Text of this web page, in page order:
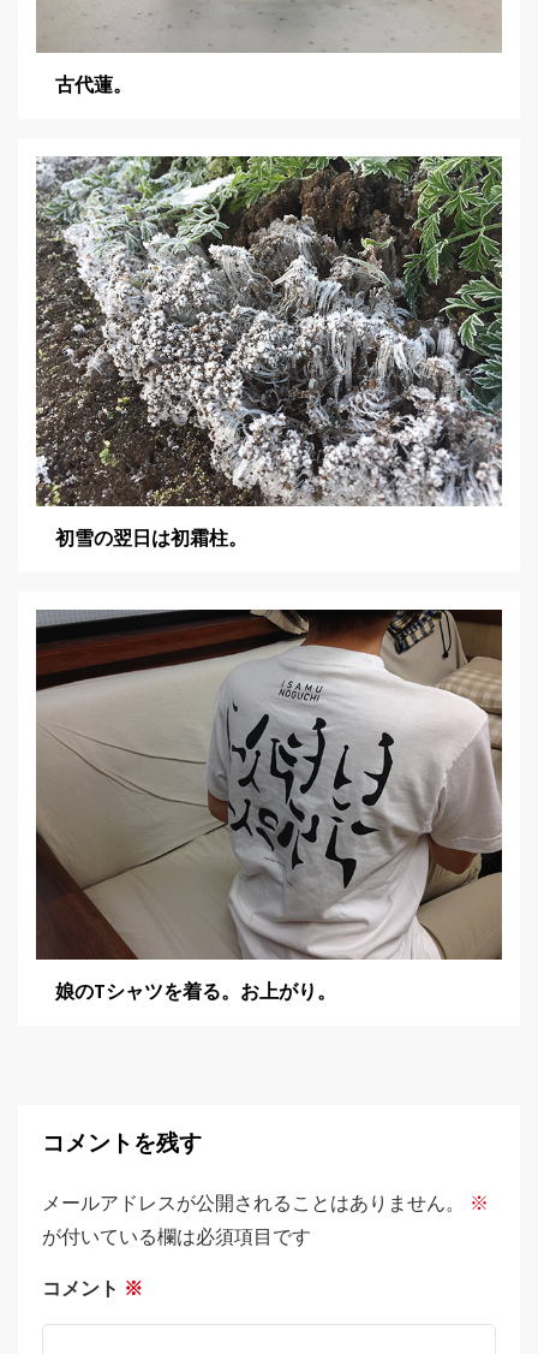
古代蓮。
初雪の翌日は初霜柱。
娘のTシャツを着る。お上がり。
コメントを残す
メールアドレスが公開されることはありません。
※
が付いている欄は必須項目です
コメント ※